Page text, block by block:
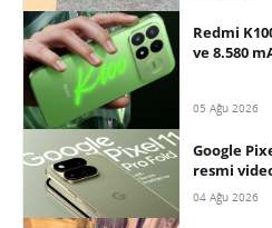
Redmi
ve 8.580
05 Ağu 2026
Google
resmi
04 Ağu 2026